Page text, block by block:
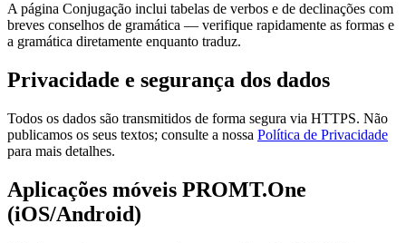
A página Conjugação inclui tabelas de verbos e de declinações com
breves conselhos de gramática — verifique rapidamente as formas e
a gramática diretamente enquanto traduz.
Privacidade e segurança dos dados
Todos os dados são transmitidos de forma segura via HTTPS. Não
publicamos os seus textos; consulte a nossa Política de Privacidade
para mais detalhes.
Aplicações móveis PROMT.One
(iOS/Android)